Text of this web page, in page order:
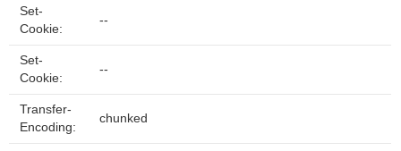
Set-
Cookie:
--
Set-
Cookie:
--
Transfer-
Encoding:
chunked